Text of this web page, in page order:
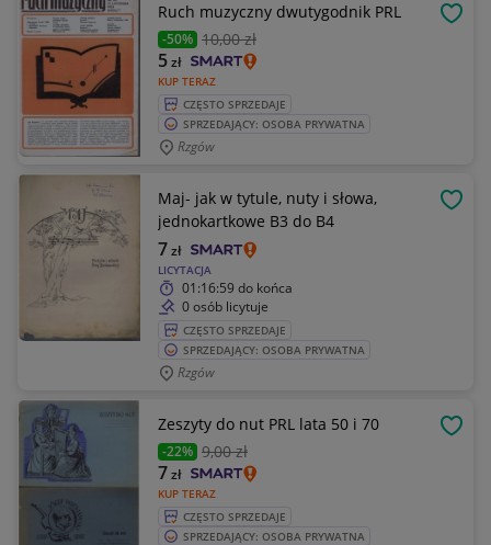
Ruch muzyczny dwutygodnik PRL
-50% 10,00 zł
KUP TERAZ
5zł
CZĘSTO SPRZEDAJE
SPRZEDAJĄCY: OSOBA PRYWATNA
Rzgów
Maj- jak w tytule, nuty i słowa,
jednokartkowe B3 do B4
LICYTACJA
7zł
01:16:59 do końca
0 osób licytuje
CZĘSTO SPRZEDAJE
SPRZEDAJĄCY: OSOBA PRYWATNA
Rzgów
Zeszyty do nut PRL lata 50 i 70
-22% 9,00 zł
KUP TERAZ
7zł
CZĘSTO SPRZEDAJE
SPRZEDAJĄCY: OSOBA PRYWATNA